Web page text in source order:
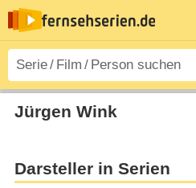
Jürgen Wink
Darsteller in Serien